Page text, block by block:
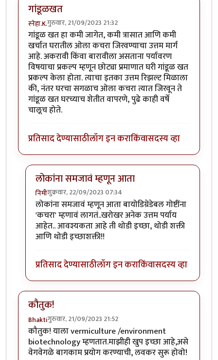
गांडूळखत
स्नेहा.K.गुरुवार, 21/09/2023 21:32
गांडूळ खत हा कमी जागेत, कमी त्रासात आणि कमी
खर्चात घरातील ओला कचरा जिरवण्याचा उत्तम मार्ग
आहे. अकरावी किंवा बारावीला असताना पर्यावरण
विषयाचा प्रकल्प म्हणून छोट्या प्रमाणात घरी गांडूळ खत
प्रकल्प केला होता. त्याचा इतका उत्तम रिझल्ट मिळाला
की, नंतर घरचा सगळाच ओला कचरा त्यात जिरवून ते
गांडूळ खत घरच्याच शेतीत वापरणे, पुढे काही वर्षे
चालूच होते.
प्रतिसाद देण्यासाठीलॉग इन कराकिंवासदस्य व्हा
लोकांना समजावं म्हणून आता
निमीशुक्रवार, 22/09/2023 07:34
In reply toगांडूळखतbyस्नेहा.K.
लोकांना समजावं म्हणून आता बायोडिग्रेडेबल गोष्टींना
'कचरा' म्हणावं लागतं..खरोखर अनेक उत्तम पर्याय
आहेत.. आवश्यकता आहे ती थोडी इच्छा, थोडी शक्ती
आणि थोडी इच्छाशक्ती!!
प्रतिसाद देण्यासाठीलॉग इन कराकिंवासदस्य व्हा
कौतुक!
Bhaktiगुरुवार, 21/09/2023 21:52
कौतुक! याला vermiculture /environment
biotechnology म्हणतात.माझीही खुप इच्छा आहे,असे
वेगवेगळे बागकाम प्रयोग करण्याची, लवकर सुरू होवो!